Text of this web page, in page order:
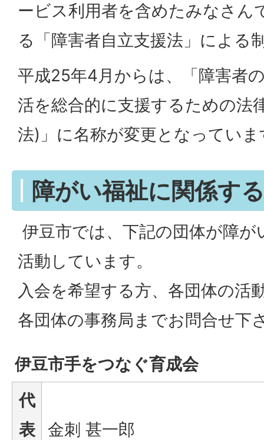
ービス利用者を含めたみなさん
る「障害者自立支援法」による
平成25年4月からは、「障害者
活を総合的に支援するための法
法)」に名称が変更となっていま
障がい福祉に関係す
伊豆市では、下記の団体が障
活動しています。
入会を希望する方、各団体の活
各団体の事務局までお問合せ下
伊豆市手をつなぐ育成会
代
表
金刺 甚一郎